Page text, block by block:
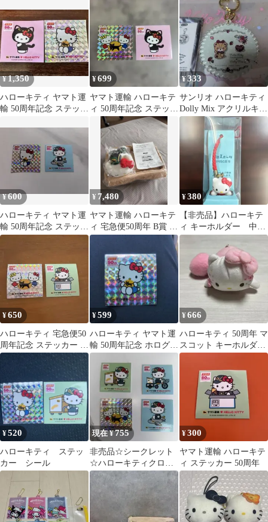
ー 2種セット シーク
テッカー 2枚
¥1,350
ハローキティ ヤマト運
輸 50周年記念 ステッカ
¥699
ヤマト運輸 ハローキテ
ィ 50周年記念 ステッカ
ー 2種セット
¥333
サンリオ ハローキティ
Dolly Mix アクリルキー
ホルダー
¥600
ハローキティ ヤマト運
輸 50周年記念 ステッカ
ー 2枚セット
¥ 7,480
ヤマト運輸 ハローキテ
ィ 宅急便50周年 B賞 ペ
ット用ダンボール型ク
¥380
【非売品】ハローキテ
ィ キーホルダー 中日
スポーツ創刊50周年記
念 ストラップ
¥650
ハローキティ 宅急便50
周年記念 ステッカー 2
枚セット シークレット
¥599
ハローキティ ヤマト運
輸 50周年記念 ホログラ
ムシール
¥666
ハローキティ 50周年 マ
スコット キーホルダー
ピンク
¥520
ハローキティ ステッ
カー シール
現在 ¥755
非売品☆シークレット
☆ハローキティクロネ
ココラボステッカー 4
枚入りノーマル含め
¥300
ヤマト運輸 ハローキテ
ィ ステッカー 50周年